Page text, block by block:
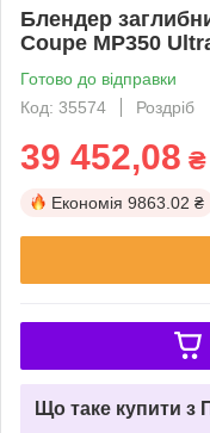
Блендер
Coupe MP350
Готово до відправки
Код: 35574
Роздріб
39 452,08 ₴
Економія 9863.02 ₴
Що таке купити з